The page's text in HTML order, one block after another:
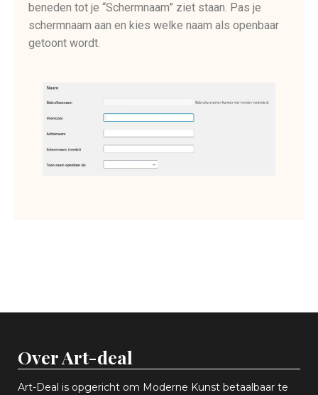
beneden tot je “Schermnaam” ziet staan. Pas je
schermnaam aan en kies welke naam als openbaar
getoont wordt.
Over Art-deal
Art-Deal is opgericht om Moderne Kunst betaalbaar te